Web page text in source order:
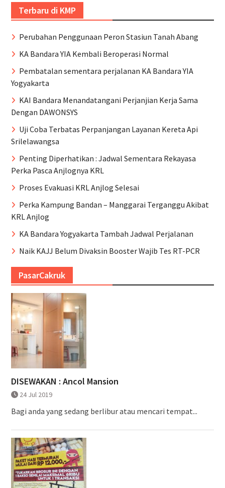
Terbaru di KMP
Perubahan Penggunaan Peron Stasiun Tanah Abang
KA Bandara YIA Kembali Beroperasi Normal
Pembatalan sementara perjalanan KA Bandara YIA
Yogyakarta
KAI Bandara Menandatangani Perjanjian Kerja Sama
Dengan DAWONSYS
Uji Coba Terbatas Perpanjangan Layanan Kereta Api
Srilelawangsa
Penting Diperhatikan : Jadwal Sementara Rekayasa
Perka Pasca Anjlognya KRL
Proses Evakuasi KRL Anjlog Selesai
Perka Kampung Bandan – Manggarai Terganggu Akibat
KRL Anjlog
KA Bandara Yogyakarta Tambah Jadwal Perjalanan
Naik KAJJ Belum Divaksin Booster Wajib Tes RT-PCR
PasarCakruk
DISEWAKAN : Ancol Mansion
24 Jul 2019
Bagi anda yang sedang berlibur atau mencari tempat...